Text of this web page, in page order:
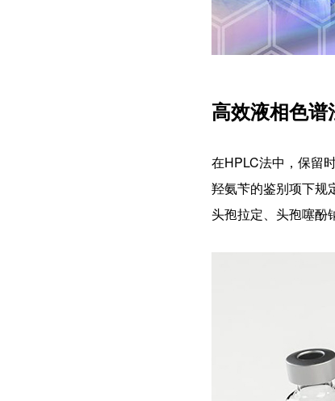
高效液相色谱
在HPLC法中，保留
羟氨苄的鉴别项下规
头孢拉定、头孢噻酚